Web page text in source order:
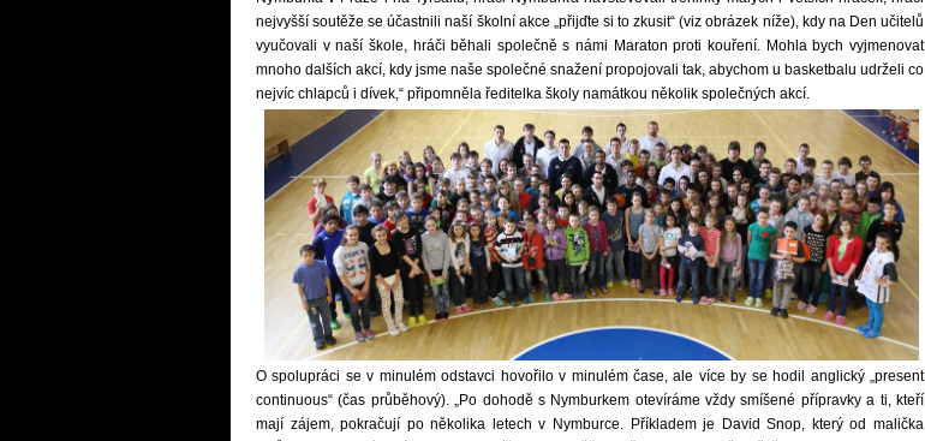
nejvyšší soutěže se účastnili naší školní akce „přijďte si to zkusit“ (viz obrázek níže), kdy na Den učitelů
vyučovali v naší škole, hráči běhali společně s námi Maraton proti kouření. Mohla bych vyjmenovat
mnoho dalších akcí, kdy jsme naše společné snažení propojovali tak, abychom u basketbalu udrželi co
nejvíc chlapců i dívek,“ připomněla ředitelka školy namátkou několik společných akcí.
O spolupráci se v minulém odstavci hovořilo v minulém čase, ale více by se hodil anglický „present
continuous“ (čas průběhový). „Po dohodě s Nymburkem otevíráme vždy smíšené přípravky a ti, kteří
mají zájem, pokračují po několika letech v Nymburce. Příkladem je David Snop, který od malička